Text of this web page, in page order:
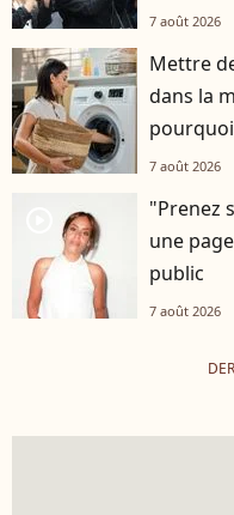
7 août 2026
Mettre
dans la
7 août 2026
"Prenez
une
public
7 août 2026